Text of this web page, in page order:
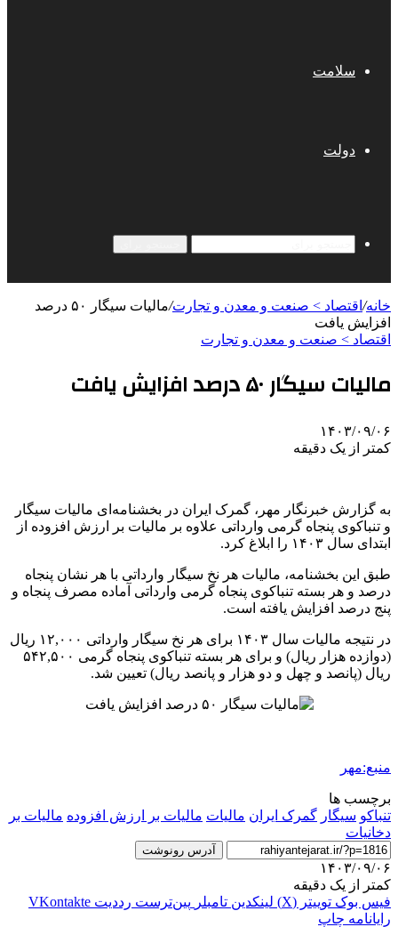
سلامت
دولت
خانه/ اقتصاد > صنعت و معدن و تجارت/
مالیات سیگار ۵۰ درصد
افزایش یافت
اقتصاد > صنعت و معدن و تجارت
مالیات سیگار ۵۰ درصد افزایش یافت
۱۴۰۳/۰۹/۰۶
کمتر از یک دقیقه
به گزارش خبرنگار مهر، گمرک ایران در بخشنامه‌ای مالیات سیگار
و تنباکوی پنجاه گرمی وارداتی علاوه بر مالیات بر ارزش افزوده از
ابتدای سال ۱۴۰۳ را ابلاغ کرد.
طبق این بخشنامه، مالیات هر نخ سیگار وارداتی با هر نشان پنجاه
درصد و هر بسته تنباکوی پنجاه گرمی وارداتی آماده مصرف پنجاه و
پنج درصد افزایش یافته است.
در نتیجه مالیات سال ۱۴۰۳ برای هر نخ سیگار وارداتی ۱۲,۰۰۰ ریال
(دوازده هزار ریال) و برای هر بسته تنباکوی پنجاه گرمی ۵۴۲,۵۰۰
ریال (پانصد و چهل و دو هزار و پانصد ریال) تعیین شد.
منبع:مهر
برچسب ها
تنباکو سیگار گمرک ایران مالیات مالیات بر ارزش افزوده مالیات بر
دخانیات
آدرس رونوشت
۱۴۰۳/۰۹/۰۶
کمتر از یک دقیقه
فیس بوک توییتر (X) لینکدین ‫تامبلر ‫پین‌ترست ‫رددیت ‫VKontakte
رایانامه چاپ